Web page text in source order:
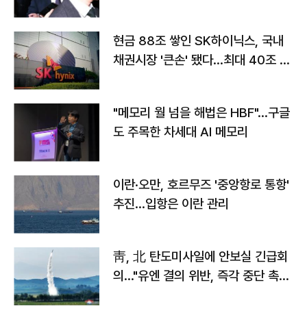
현금 88조 쌓인 SK하이닉스, 국내
채권시장 '큰손' 됐다…최대 40조 투
"메모리 월 넘을 해법은 HBF"…구글
도 주목한 차세대 AI 메모리
이란·오만, 호르무즈 '중앙항로 통항'
추진…입항은 이란 관리
靑, 北 탄도미사일에 안보실 긴급회
의…"유엔 결의 위반, 즉각 중단 촉